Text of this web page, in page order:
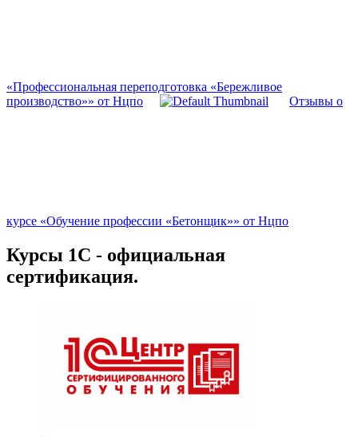
«Профессиональная переподготовка «Бережливое
производство»» от Нцпо
Отзывы о
курсе «Обучение профессии «Бетонщик»» от Нцпо
Курсы 1С - официальная
сертификация.